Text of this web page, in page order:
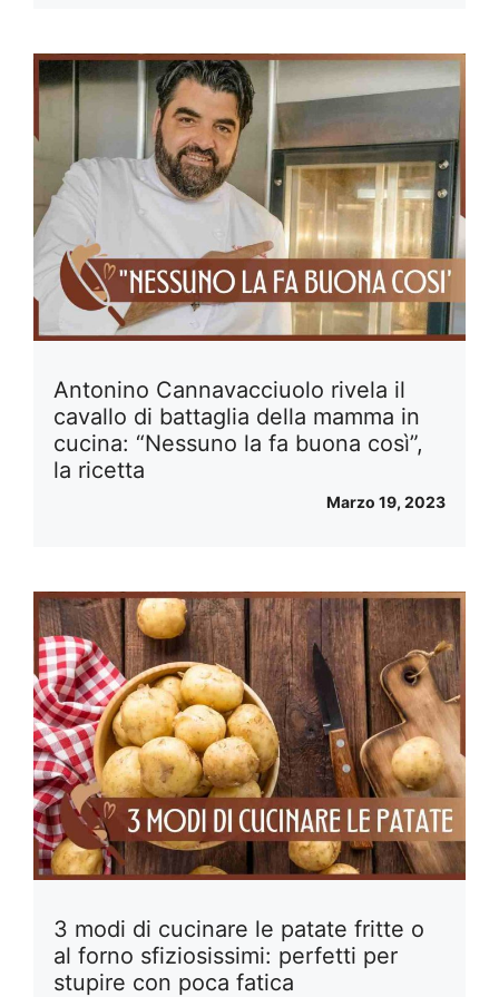
Antonino Cannavacciuolo rivela il
cavallo di battaglia della mamma in
cucina: “Nessuno la fa buona così”,
la ricetta
Marzo 19, 2023
3 modi di cucinare le patate fritte o
al forno sfiziosissimi: perfetti per
stupire con poca fatica